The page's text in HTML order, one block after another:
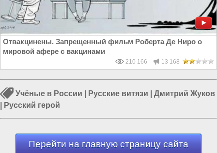
Отвакцинены. Запрещенный фильм Роберта Де Ниро о
мировой афере с вакцинами
210 166 13 168
Учёные в России Русские витязи
Дмитрий Жуков
Русский герой
Перейти на главную страницу сайта